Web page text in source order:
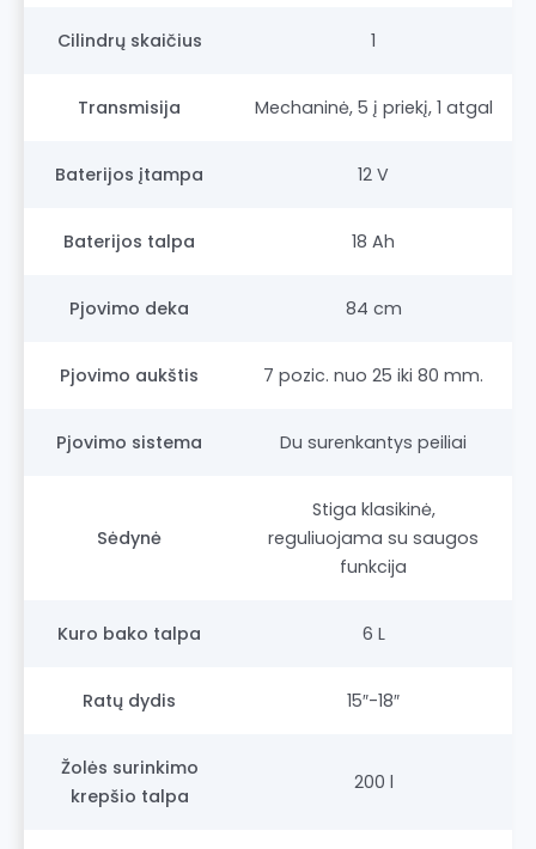
Cilindrų skaičius 1
Transmisija Mechaninė, 5 į priekį, 1 atgal
Baterijos įtampa 12 V
Baterijos talpa 18 Ah
Pjovimo deka 84 cm
Pjovimo aukštis 7 pozic. nuo 25 iki 80 mm.
Pjovimo sistema Du surenkantys peiliai
Sėdynė
Stiga klasikinė,
reguliuojama su saugos
funkcija
Kuro bako talpa 6 L
Ratų dydis 15″-18″
Žolės surinkimo
krepšio talpa
200 l